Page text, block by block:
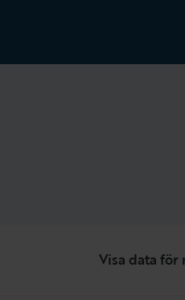
Visa data för